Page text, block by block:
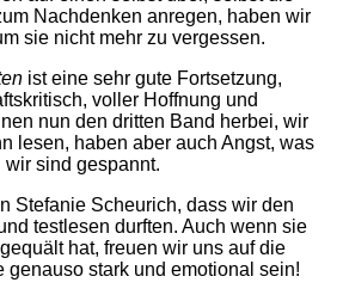
Nachdenken anregen, haben wir
sie nicht mehr zu vergessen.
ist eine sehr gute Fortsetzung,
voller Hoffnung und
nun den dritten Band herbei, wir
lesen, haben aber auch Angst, was
sind gespannt.
Stefanie Scheurich, dass wir den
testlesen durften. Auch wenn sie
hat, freuen wir uns auf die
genauso stark und emotional sein!